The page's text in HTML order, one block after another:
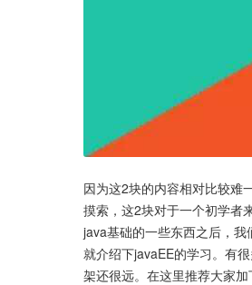
因为这2块的内容相对比较难
摸索，这2块对于一个初学者
java基础的一些东西之后，
就介绍下javaEE的学习。有
架还很远。在这里推荐大家